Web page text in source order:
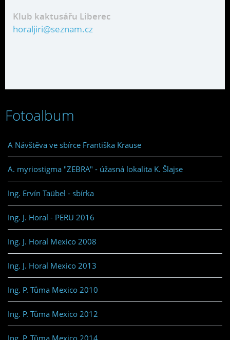
Klub kaktusářu Liberec
horaljiri@seznam.cz
Fotoalbum
A Návštěva ve sbírce Františka Krause
A. myriostigma "ZEBRA" - úžasná lokalita K. Šlajse
Ing. Ervín Taübel - sbírka
Ing. J. Horal - PERU 2016
Ing. J. Horal Mexico 2008
Ing. J. Horal Mexico 2013
Ing. P. Tůma Mexico 2010
Ing. P. Tůma Mexico 2012
Ing. P. Tůma Mexico 2014